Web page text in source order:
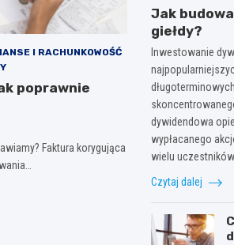
I RACHUNKOWOŚĆ
poprawnie
Faktura korygująca
Jak
giełdy?
Inwestowanie
dywidendowa
wypłacanego
wielu
Czytaj dalej